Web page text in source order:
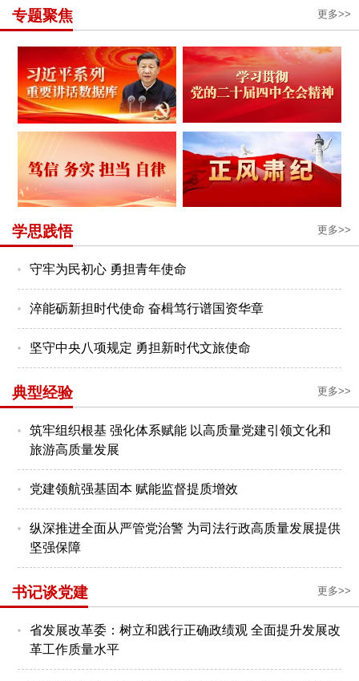
专题聚焦 更多>>
学思践悟 更多>>
守牢为民初心 勇担青年使命
淬能砺新担时代使命 奋楫笃行谱国资华章
坚守中央八项规定 勇担新时代文旅使命
典型经验 更多>>
筑牢组织根基 强化体系赋能 以高质量党建引领文化和
旅游高质量发展
党建领航强基固本 赋能监督提质增效
纵深推进全面从严管党治警 为司法行政高质量发展提供
坚强保障
书记谈党建 更多>>
省发展改革委：树立和践行正确政绩观 全面提升发展改
革工作质量水平